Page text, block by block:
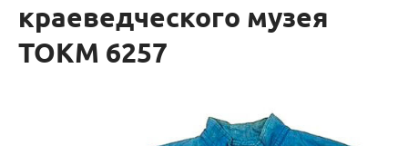
краеведческого музея
ТОКМ 6257